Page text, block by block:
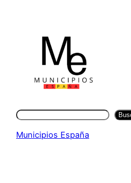
contenido
Buscar
Municipios España